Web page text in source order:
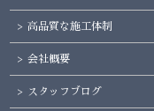
高品質な施工体制
会社概要
スタッフブログ